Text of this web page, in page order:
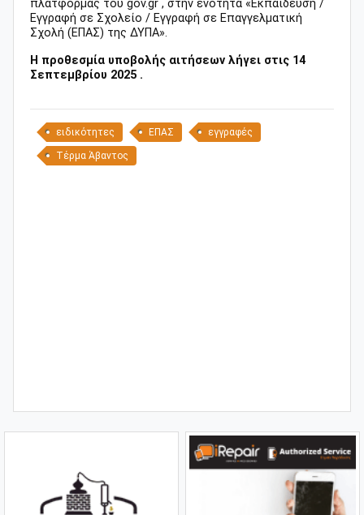
πλατφόρμας του gov.gr , στην ενότητα «Εκπαίδευση /
Εγγραφή σε Σχολείο / Εγγραφή σε Επαγγελματική
Σχολή (ΕΠΑΣ) της ΔΥΠΑ».
Η προθεσμία υποβολής αιτήσεων λήγει στις 14
Σεπτεμβρίου 2025 .
ειδικότητες ΕΠΑΣ εγγραφές
Τέρμα Άβαντος